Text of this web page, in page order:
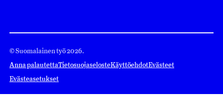
© Suomalainen työ 2026.
Anna palautettaTietosuojaselosteKäyttöehdotEvästeet
Evästeasetukset